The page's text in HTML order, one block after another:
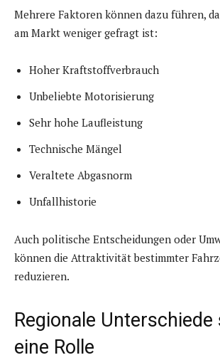
Mehrere Faktoren können dazu führen,
am Markt weniger gefragt ist:
Hoher Kraftstoffverbrauch
Unbeliebte Motorisierung
Sehr hohe Laufleistung
Technische Mängel
Veraltete Abgasnorm
Unfallhistorie
Auch politische Entscheidungen oder
können die Attraktivität bestimmter
reduzieren.
Regionale Unterschiede
eine Rolle